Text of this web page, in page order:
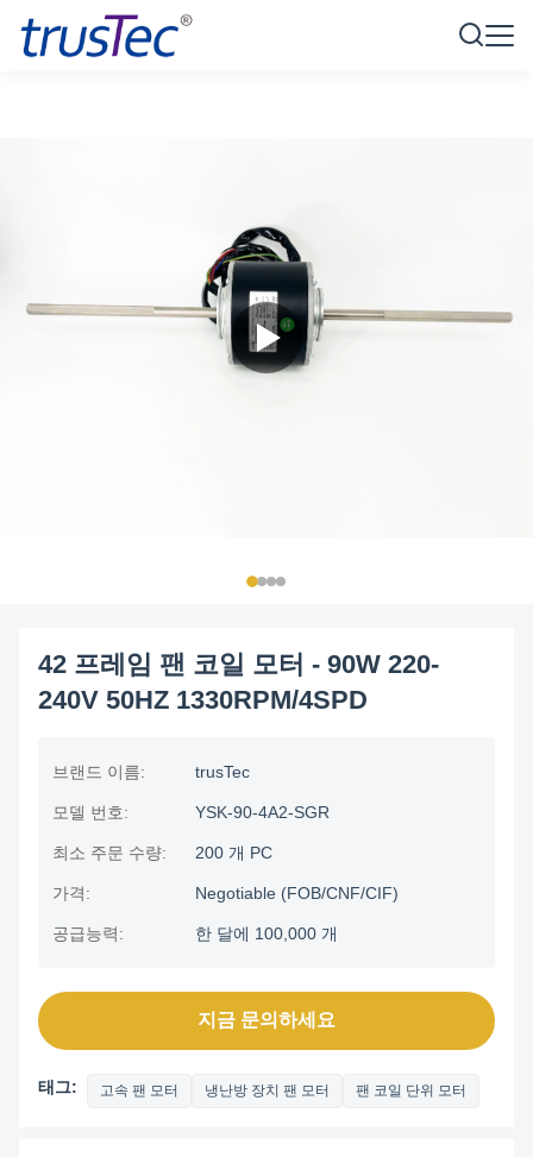
42 프레임 팬 코일 모터 - 90W 220-
240V 50HZ 1330RPM/4SPD
브랜드 이름: trusTec
모델 번호: YSK-90-4A2-SGR
최소 주문 수량: 200 개 PC
가격: Negotiable (FOB/CNF/CIF)
공급능력: 한 달에 100,000 개
지금 문의하세요
태그: 고속 팬 모터 냉난방 장치 팬 모터 팬 코일 단위 모터